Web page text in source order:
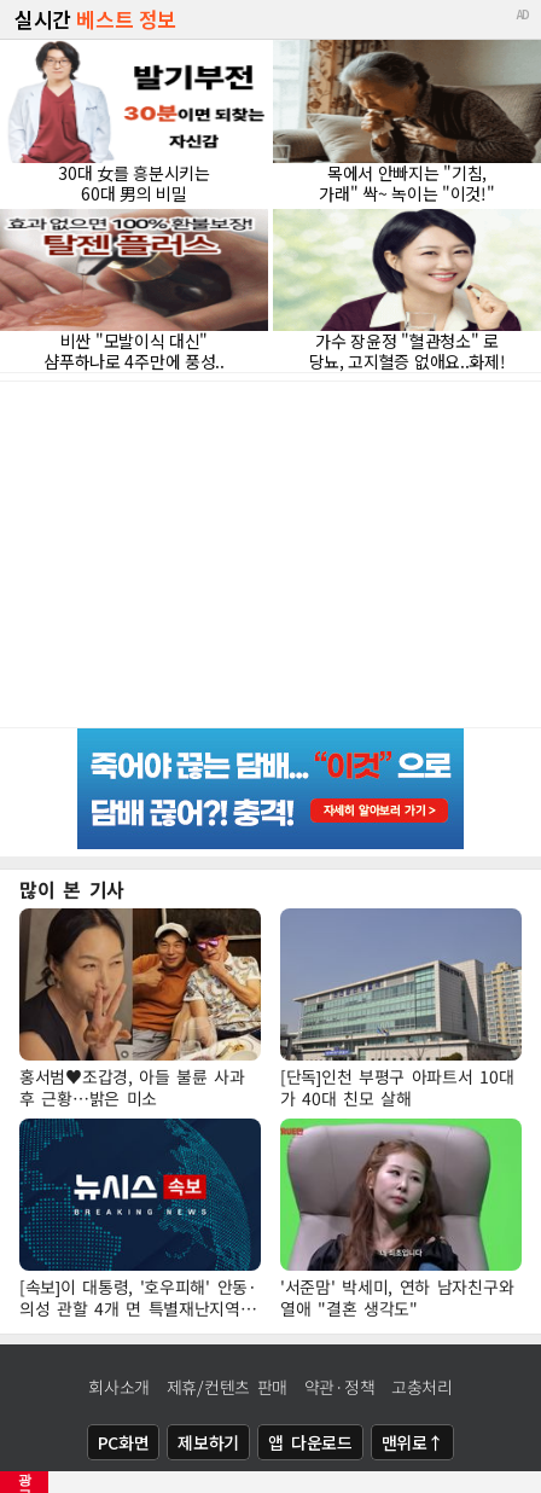
광
많이 본 기사
홍서범♥조갑경, 아들 불륜 사과
후 근황…밝은 미소
[단독]인천 부평구 아파트서 10대
가 40대 친모 살해
[속보]이 대통령, '호우피해' 안동·
의성 관할 4개 면 특별재난지역
선포
'서준맘' 박세미, 연하 남자친구와
열애 "결혼 생각도"
회사소개 제휴/컨텐츠 판매 약관·정책 고충처리
PC화면 제보하기 앱 다운로드 맨위로↑